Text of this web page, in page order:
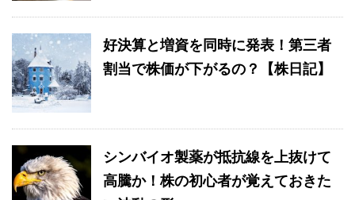
好決算と増資を同時に発表！第三者
割当で株価が下がるの？【株日記】
シンバイオ製薬が抵抗線を上抜けて
高騰か！株の初心者が覚えておきた